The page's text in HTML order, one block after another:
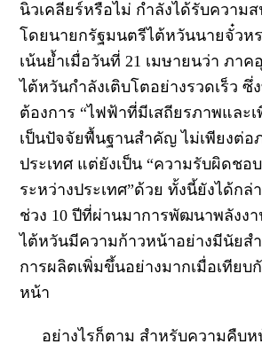
นิวเคลียร์หรือไม่ กำลังได้รับความ
โดยนายกรัฐมนตรีไต้หวันนายจั๋วหร
เน้นย้ำเมื่อวันที่ 21 เมษายนว่า ภา
ไต้หวันกำลังเติบโตอย่างรวดเร็ว ซึ่
ต้องการ “ไฟฟ้าที่มีเสถียรภาพและเ
เป็นปัจจัยพื้นฐานสำคัญ ไม่เพียงต่อ
ประเทศ แต่ยังเป็น “ความรับผิดชอ
ระหว่างประเทศ”ด้วยทั้งนี้ยังได้กล่
ช่วง 10 ปีที่ผ่านมาการพัฒนาพลังง
ไต้หวันมีความก้าวหน้าอย่างมีนัยส
การผลิตเพิ่มขึ้นอย่างมากเมื่อเทียบ
หน้า
อย่างไรก็ตาม สำหรับความคืบห